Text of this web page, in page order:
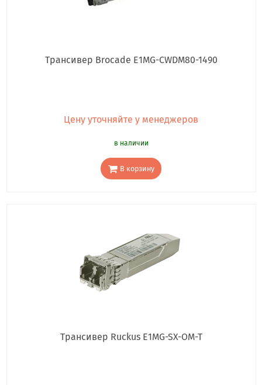
Трансивер Brocade E1MG-CWDM80-1490
Цену уточняйте у менеджеров
в наличии
В корзину
Трансивер Ruckus E1MG-SX-OM-T